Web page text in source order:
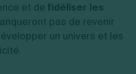
et de fidéliser les
pas de revenir
un univers et les